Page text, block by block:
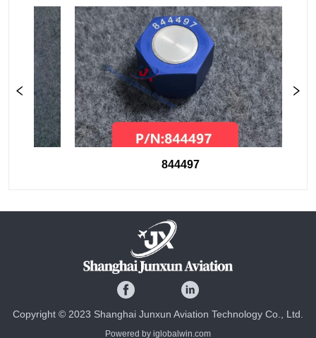
844497
Copyright © 2023 Shanghai Junxun Aviation Technology Co., Ltd.
Powered by iglobalwin.com